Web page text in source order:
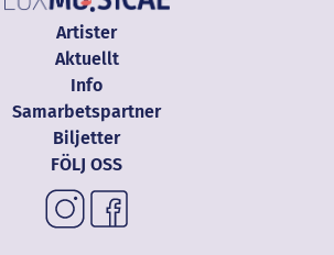
Artister
Aktuellt
Info
Samarbetspartner
Biljetter
FÖLJ OSS